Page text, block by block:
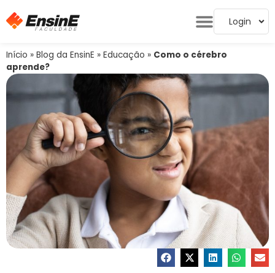
Login
Início » Blog da EnsinE » Educação » Como o cérebro
aprende?